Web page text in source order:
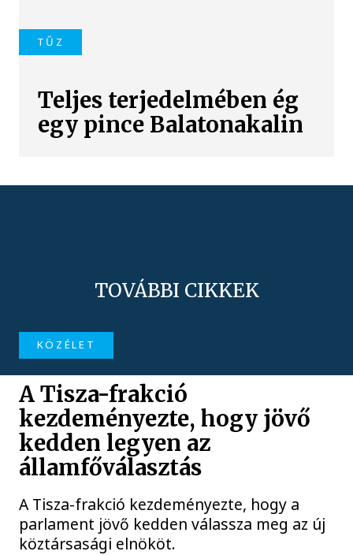
TŰZ
Teljes terjedelmében ég
egy pince Balatonakalin
TOVÁBBI CIKKEK
KÖZÉLET
A Tisza-frakció
kezdeményezte, hogy jövő
kedden legyen az
államfőválasztás
A Tisza-frakció kezdeményezte, hogy a
parlament jövő kedden válassza meg az új
köztársasági elnököt.